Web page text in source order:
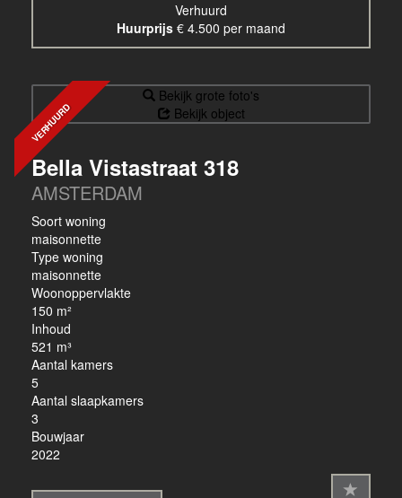
Verhuurd
Huurprijs € 4.500 per maand
VERHUURD
Bekijk grote foto's
Bekijk object
Bella Vistastraat 318
AMSTERDAM
Soort woning
maisonnette
Type woning
maisonnette
Woonoppervlakte
150 m²
Inhoud
521 m³
Aantal kamers
5
Aantal slaapkamers
3
Bouwjaar
2022